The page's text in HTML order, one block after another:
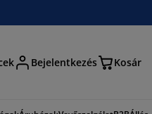
Bejelentkezés Kosár